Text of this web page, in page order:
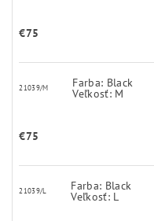
€75
21039/M Farba: Black
Veľkosť: M
€75
21039/L Farba: Black
Veľkosť: L